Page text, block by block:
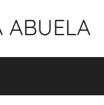
ABUELA